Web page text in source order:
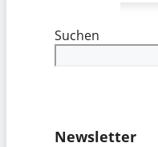
Suchen
Newsletter